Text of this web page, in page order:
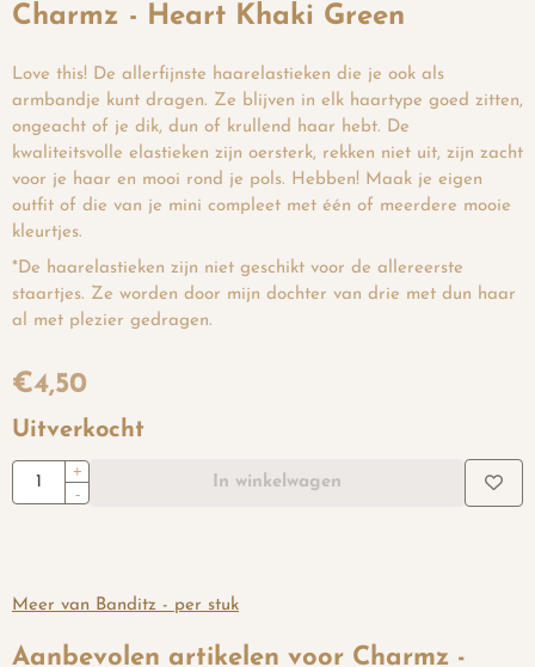
Charmz - Heart Khaki Green
Love this! De allerfijnste haarelastieken die je ook als
armbandje kunt dragen. Ze blijven in elk haartype goed zitten,
ongeacht of je dik, dun of krullend haar hebt. De
kwaliteitsvolle elastieken zijn oersterk, rekken niet uit, zijn zacht
voor je haar en mooi rond je pols. Hebben! Maak je eigen
outfit of die van je mini compleet met één of meerdere mooie
kleurtjes.
*De haarelastieken zijn niet geschikt voor de allereerste
staartjes. Ze worden door mijn dochter van drie met dun haar
al met plezier gedragen.
€4,50
Uitverkocht
Aantal
+
-
In winkelwagen
Meer van Banditz - per stuk
Aanbevolen artikelen voor Charmz -